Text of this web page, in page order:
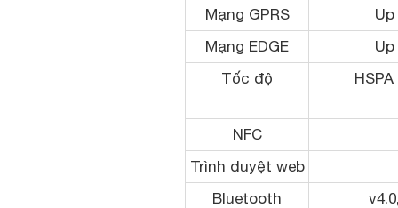
Mạng GPRS
Mạng EDGE
Tốc độ
NFC
Trình duyệt web
Bluetooth